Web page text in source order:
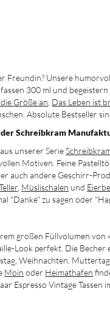
Freundin? Unsere
300 ml und
Größe an Das Leben ist
Absolute Bestseller
Schreibkram
unserer Serie
Motiven. Feine
auch andere Geschirr-
Müslischalen und
"Danke" zu sagen oder
großen Füllvolumen
Look perfekt. Die
Weihnachten,
Moin oder Heimathafen
Espresso Vintage